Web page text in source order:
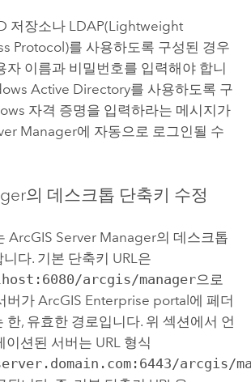
저장소나 LDAP(Lightweight
Protocol)를 사용하도록 구성된 경우
자 이름과 비밀번호를 입력해야 합니
Active Directory를 사용하도록 구
자격 증명을 입력하라는 메시지가
Manager에 자동으로 로그인될 수
의 데스크톱 단축키 수정
ArcGIS Server Manager의 데스크톱
다. 기본 단축키 URL은
arcgis/manager으로
버가 ArcGIS Enterprise portal에 페더
한, 유효한 경로입니다. 위 섹션에서 언
이션된 서버는 URL 형식
arcgis/